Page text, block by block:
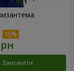
Замовити